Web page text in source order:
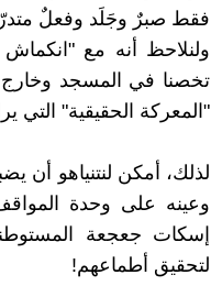
فقط صبرٌ وجَلَد وفعلٌ
ولنلاحظ أنه مع
تخصنا في المسجد
"المعركة الحقيقية" التي
لذلك، أمكن لنتنياهو أن
وعينه على وحدة
إسكات جعجعة
لتحقيق أطماعهم!